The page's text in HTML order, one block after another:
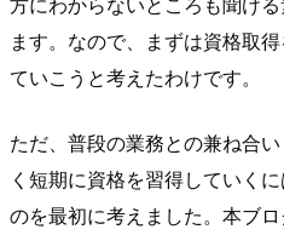
ます。なので、まずは資格取
ていこうと考えたわけです。
ただ、普段の業務との兼ね合
く短期に資格を習得していく
のを最初に考えました。本ブ